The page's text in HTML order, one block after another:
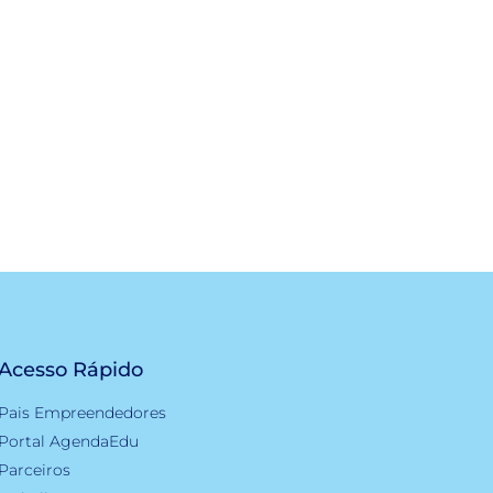
Rápido
Pais Empreendedores
Portal AgendaEdu
Parceiros